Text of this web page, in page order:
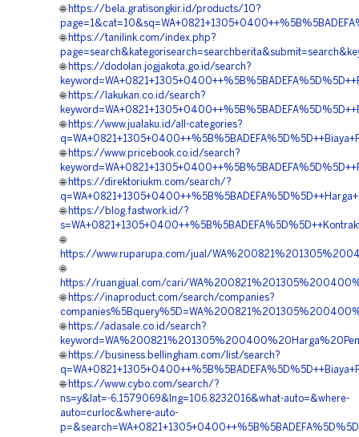
🌐 https://bela.gratisongkir.id/products/10?
🌐 https://tanilink.com/index.php?
🌐 https://dodolan.jogjakota.go.id/search?
🌐 https://lakukan.co.id/search?
🌐 https://www.jualaku.id/all-categories?
🌐 https://www.pricebook.co.id/search?
🌐 https://direktoriukm.com/search/?
🌐 https://blog.fastwork.id/?
🌐
https://www.ruparupa.com/jual/
🌐
https://ruangjual.com/cari/
🌐 https://inaproduct.com/search/companies?
🌐 https://adasale.co.id/search?
🌐 https://business.bellingham.com/list/search?
🌐 https://www.cybo.com/search/?
ns=y&lat=-6.1579069&lng=106.8232016&what-auto=&where-
auto=curloc&where-auto-